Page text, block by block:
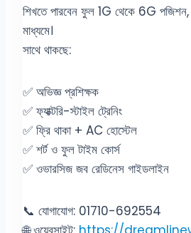
শিখতে পারবেন ফুল 1G থেকে 6G
মাধ্যমে।
সাথে থাকছে:
✅ অভিজ্ঞ প্রশিক্ষক
✅ ফ্যাক্টরি-স্টাইল ট্রেনিং
✅ ফ্রি থাকা + AC হোস্টেল
✅ শর্ট ও ফুল টাইম কোর্স
✅ ওভারসিজ জব রেডিনেস গাইডলাইন
📞 যোগাযোগ: 01710-692554